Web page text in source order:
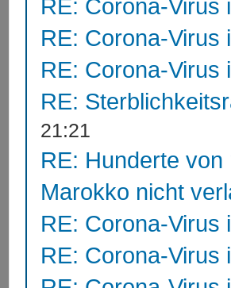
RE: Corona-Virus
RE: Corona-Virus
RE: Corona-Virus
RE:
21:21
RE: Hunderte
Marokko nicht
RE: Corona-Virus
RE: Corona-Virus